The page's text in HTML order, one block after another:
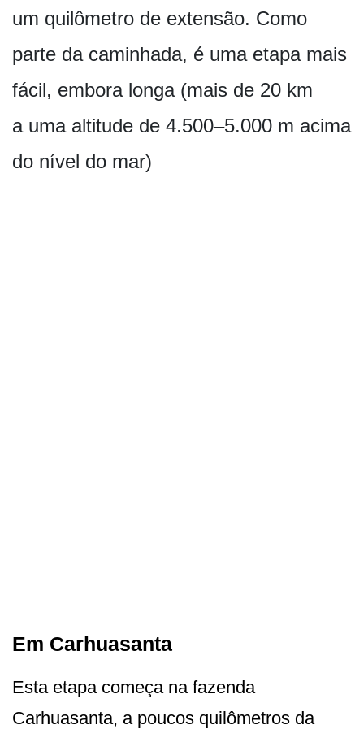
um quilômetro de extensão. Como
parte da caminhada, é uma etapa mais
fácil, embora longa (mais de 20 km
a uma altitude de 4.500–5.000 m acima
do nível do mar)
Em Carhuasanta
Esta etapa começa na fazenda
Carhuasanta, a poucos quilômetros da